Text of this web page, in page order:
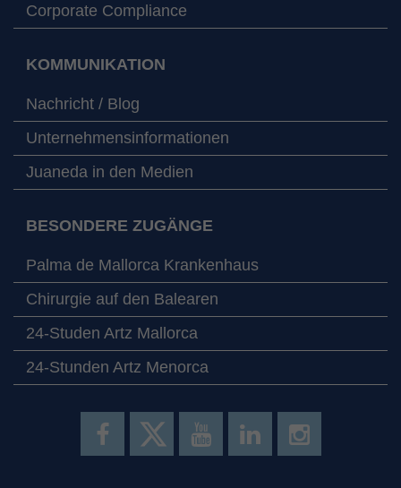
Corporate Compliance
KOMMUNIKATION
Nachricht / Blog
Unternehmensinformationen
Juaneda in den Medien
BESONDERE ZUGÄNGE
Palma de Mallorca Krankenhaus
Chirurgie auf den Balearen
24-Studen Artz Mallorca
24-Stunden Artz Menorca